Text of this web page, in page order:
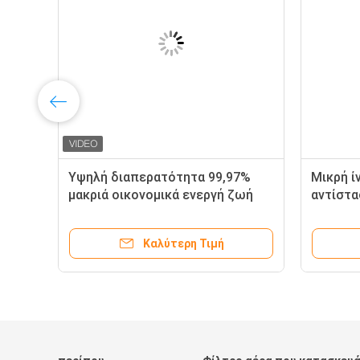
Υψηλή διαπερατότητα 99,97%
μακριά οικονομικά ενεργή ζωή
Καλύτερη Τιμή
Μικρή
τσεπών